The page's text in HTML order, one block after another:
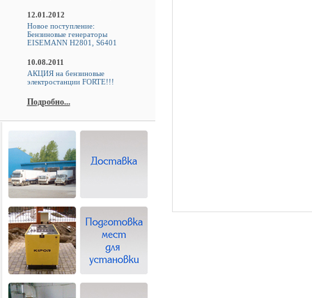
12.01.2012
Новое поступление:
Бензиновые генераторы
EISEMANN H2801, S6401
10.08.2011
АКЦИЯ на бензиновые
электростанции FORTE!!!
Подробно...